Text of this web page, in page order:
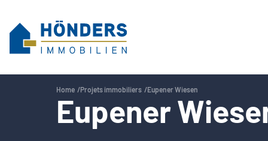
Home Projets immobiliers Eupener Wiesen
Eupener